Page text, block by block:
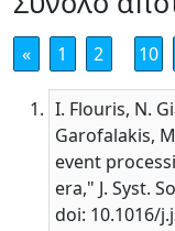
« 1 2 10
I. Flouris, N.
Garofalakis,
event
era," J. Syst.
doi: 10.1016/